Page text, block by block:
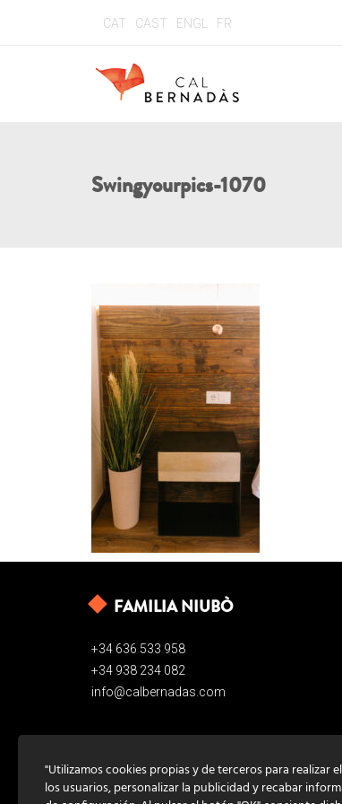
CAT CAST ENGL FR
Swingyourpics-1070
FAMILIA NIUBÒ
+34 636 533 958
+34 938 234 082
info@calbernadas.com
"Utilizamos cookies propias y de terceros para realizar
los usuarios, personalizar la publicidad y recabar